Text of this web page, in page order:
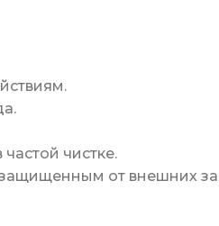
чистке.
от внешних